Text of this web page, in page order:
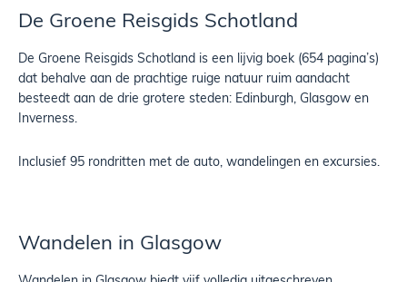
De Groene Reisgids Schotland
De Groene Reisgids Schotland is een lijvig boek (654 pagina’s)
dat behalve aan de prachtige ruige natuur ruim aandacht
besteedt aan de drie grotere steden: Edinburgh, Glasgow en
Inverness.
Inclusief 95 rondritten met de auto, wandelingen en excursies.
Wandelen in Glasgow